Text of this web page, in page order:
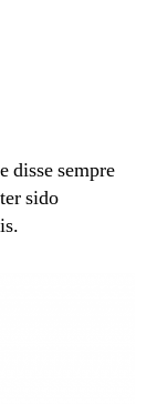
disse sempre
sido